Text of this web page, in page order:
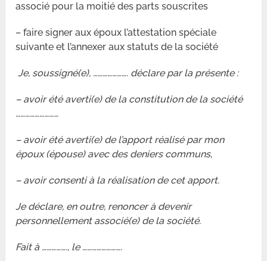
associé pour la moitié des parts souscrites
– faire signer aux époux l’attestation spéciale
suivante et l’annexer aux statuts de la société
Je, soussigné(e), …………………. déclare par la présente :
– avoir été averti(e) de la constitution de la société
………………………
– avoir été averti(e) de l’apport réalisé par mon
époux (épouse) avec des deniers communs,
– avoir consenti à la réalisation de cet apport.
Je déclare, en outre, renoncer à devenir
personnellement associé(e) de la société.
Fait à ……………., le …………………….